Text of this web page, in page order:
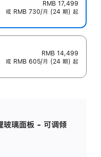
RMB 17,499
或 RMB 730/月 (24 期) 起
RMB 14,499
或 RMB 605/月 (24 期) 起
璃面板 - 可调倾